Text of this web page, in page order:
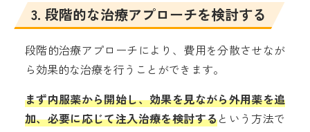
3. 段階的な治療アプローチを検討する
段階的治療アプローチにより、費用を分散させなが
ら効果的な治療を行うことができます。
まず内服薬から開始し、効果を見ながら外用薬を追
加、必要に応じて注入治療を検討するという方法で